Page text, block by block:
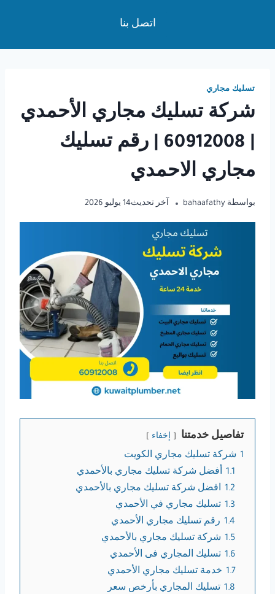
اتصل بنا
تسليك مجاري
شركة تسليك مجاري الأحمدي
| 60912008 | رقم تسليك
مجاري الاحمدي
بواسطة bahaafathy آخر تحديث14 يوليو 2026
تفاصيل خدمتنا إخفاء
1
شركة تسليك مجاري الكويت
1.1
أفضل شركة تسليك مجاري بالأحمدي
1.2
افضل شركة تسليك مجاري بالأحمدي
1.3 تسليك مجاري في الأحمدي
1.4
رقم تسليك مجاري الأحمدي
1.5
شركة تسليك مجاري بالأحمدي
1.6 تسليك المجاري فى الأحمدي
1.7
خدمة تسليك مجاري الأحمدي
1.8 تسليك المجاري بأرخص سعر